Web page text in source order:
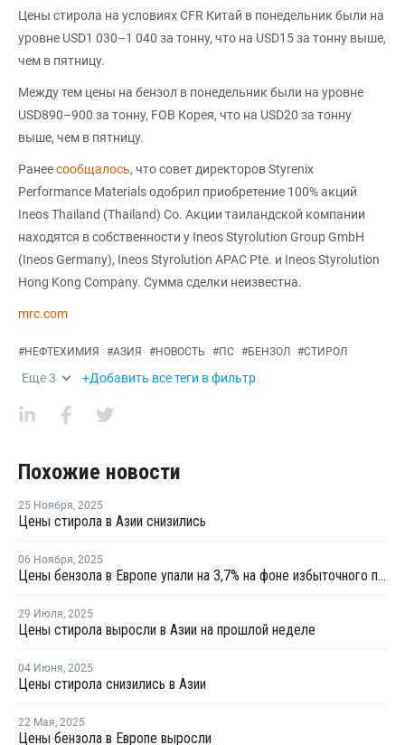
Цены стирола на условиях CFR Китай в понедельник были на
уровне USD1 030–1 040 за тонну, что на USD15 за тонну выше,
чем в пятницу.
Между тем цены на бензол в понедельник были на уровне
USD890–900 за тонну, FOB Корея, что на USD20 за тонну
выше, чем в пятницу.
Ранеесообщалось, что совет директоров Styrenix
Performance Materials одобрил приобретение 100% акций
Ineos Thailand (Thailand) Co. Акции таиландской компании
находятся в собственности у Ineos Styrolution Group GmbH
(Ineos Germany), Ineos Styrolution APAC Pte. и Ineos Styrolution
Hong Kong Company. Сумма сделки неизвестна.
mrc.com
#НЕФТЕХИМИЯ #АЗИЯ #НОВОСТЬ #ПС #БЕНЗОЛ #СТИРОЛ
Еще3 +Добавить все теги в фильтр
Похожие новости
25 Ноября, 2025
Цены стирола в Азии снизились
06 Ноября, 2025
Цены бензола в Европе упали на 3,7% на фоне избыточного предложения и слабого спроса
29 Июля, 2025
Цены стирола выросли в Азии на прошлой неделе
04 Июня, 2025
Цены стирола снизились в Азии
22 Мая, 2025
Цены бензола в Европе выросли